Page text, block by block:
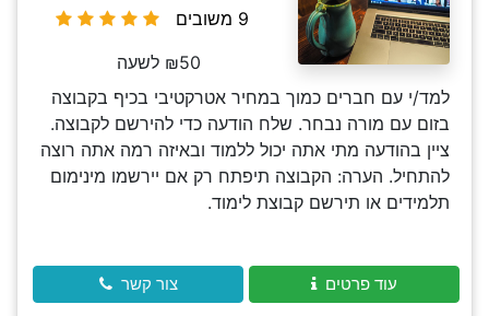
9 משובים
₪50 לשעה
למד/י עם חברים כמוך במחיר אטרקטיבי בכיף בקבוצה
בזום עם מורה נבחר. שלח הודעה כדי להירשם לקבוצה.
ציין בהודעה מתי אתה יכול ללמוד ובאיזה רמה אתה רוצה
להתחיל. הערה: הקבוצה תיפתח רק אם יירשמו מינימום
תלמידים או תירשם קבוצת לימוד.
עוד פרטים צור קשר